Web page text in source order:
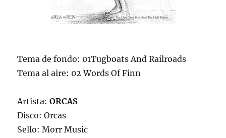
Tema de fondo: 01Tugboats And Railroads
Tema al aire: 02 Words Of Finn
Artista:ORCAS
Disco: Orcas
Sello: Morr Music